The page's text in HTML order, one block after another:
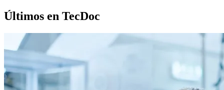
Últimos en TecDoc